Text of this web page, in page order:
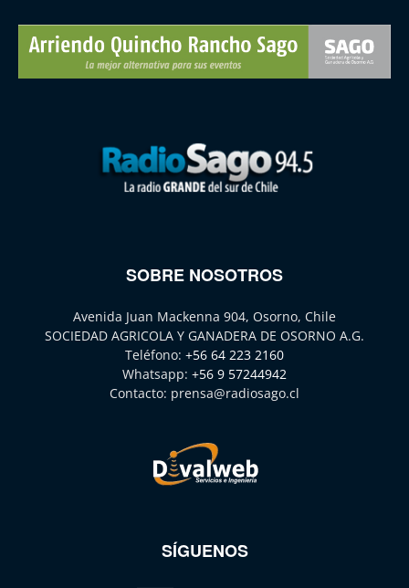
SOBRE NOSOTROS
Avenida Juan Mackenna 904, Osorno, Chile
SOCIEDAD AGRICOLA Y GANADERA DE OSORNO A.G.
Teléfono: +56 64 223 2160
Whatsapp: +56 9 57244942
Contacto: prensa@radiosago.cl
SÍGUENOS